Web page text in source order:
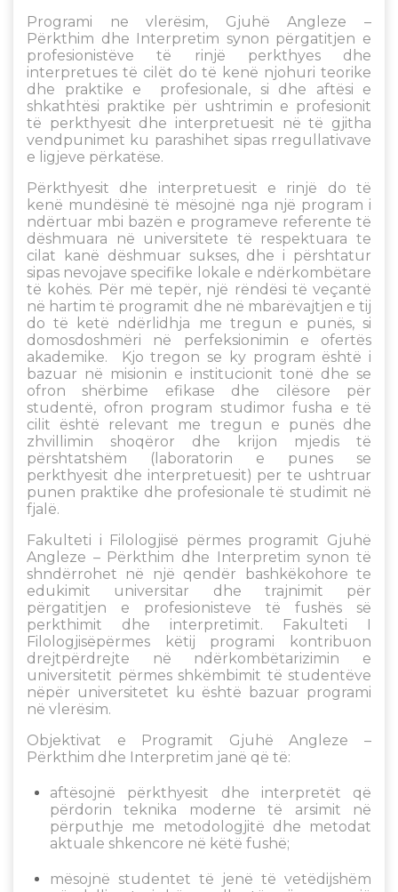
Programi ne vlerësim, Gjuhë Angleze –
Përkthim dhe Interpretim synon përgatitjen e
profesionistëve të rinjë perkthyes dhe
interpretues të cilët do të kenë njohuri teorike
dhe praktike e profesionale, si dhe aftësi e
shkathtësi praktike për ushtrimin e profesionit
të perkthyesit dhe interpretuesit në të gjitha
vendpunimet ku parashihet sipas rregullativave
e ligjeve përkatëse.
Përkthyesit dhe interpretuesit e rinjë do të
kenë mundësinë të mësojnë nga një program i
ndërtuar mbi bazën e programeve referente të
dëshmuara në universitete të respektuara te
cilat kanë dëshmuar sukses, dhe i përshtatur
sipas nevojave specifike lokale e ndërkombëtare
të kohës. Për më tepër, një rëndësi të veçantë
në hartim të programit dhe në mbarëvajtjen e tij
do të ketë ndërlidhja me tregun e punës, si
domosdoshmëri në perfeksionimin e ofertës
akademike. Kjo tregon se ky program është i
bazuar në misionin e institucionit tonë dhe se
ofron shërbime efikase dhe cilësore për
studentë, ofron program studimor fusha e të
cilit është relevant me tregun e punës dhe
zhvillimin shoqëror dhe krijon mjedis të
përshtatshëm (laboratorin e punes se
perkthyesit dhe interpretuesit) per te ushtruar
punen praktike dhe profesionale të studimit në
fjalë.
Fakulteti i Filologjisë përmes programit Gjuhë
Angleze – Përkthim dhe Interpretim synon të
shndërrohet në një qendër bashkëkohore te
edukimit universitar dhe trajnimit për
përgatitjen e profesionisteve të fushës së
perkthimit dhe interpretimit. Fakulteti I
Filologjisëpërmes këtij programi kontribuon
drejtpërdrejte në ndërkombëtarizimin e
universitetit përmes shkëmbimit të studentëve
nëpër universitetet ku është bazuar programi
në vlerësim.
Objektivat e Programit Gjuhë Angleze –
Përkthim dhe Interpretim janë që të:
aftësojnë përkthyesit dhe interpretët që
përdorin teknika moderne të arsimit në
përputhje me metodologjitë dhe metodat
aktuale shkencore në këtë fushë;
mësojnë studentet të jenë të vetëdijshëm